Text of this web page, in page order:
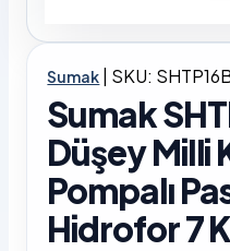
Sumak | SKU:
Sumak
Düşey Milli
Pompalı
Hidrofor 7